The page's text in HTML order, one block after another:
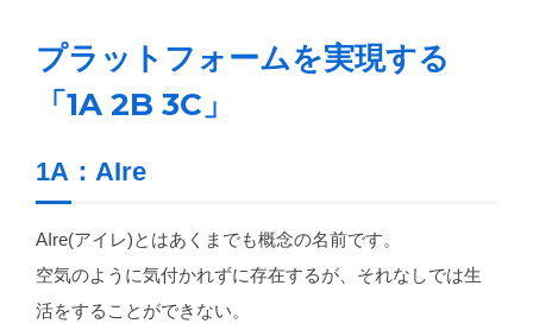
プラットフォームを実現する
「1A 2B 3C」
1A：AIre
AIre(アイレ)とはあくまでも概念の名前です。
空気のように気付かれずに存在するが、それなしでは生
活をすることができない。